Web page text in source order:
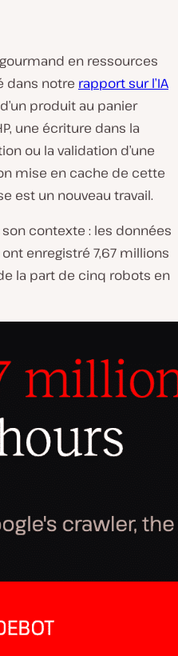
en ressources
dans notre rapport sur l’IA
d’un produit au panier
une écriture dans la
ou la validation d’une
mise en cache de cette
est un nouveau travail.
contexte : les données
enregistré 7,67 millions
la part de cinq robots en